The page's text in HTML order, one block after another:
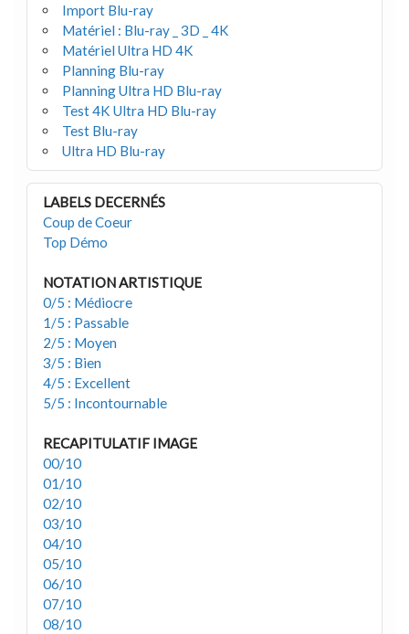
Import Blu-ray
Matériel : Blu-ray _ 3D _ 4K
Matériel Ultra HD 4K
Planning Blu-ray
Planning Ultra HD Blu-ray
Test 4K Ultra HD Blu-ray
Test Blu-ray
Ultra HD Blu-ray
LABELS DECERNÉS
Coup de Coeur
Top Démo
NOTATION ARTISTIQUE
0/5 : Médiocre
1/5 : Passable
2/5 : Moyen
3/5 : Bien
4/5 : Excellent
5/5 : Incontournable
RECAPITULATIF IMAGE
00/10
01/10
02/10
03/10
04/10
05/10
06/10
07/10
08/10